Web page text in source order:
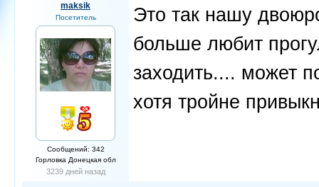
maksik
Посетитель
Сообщений: 342
Горловка Донецкая обл
3239 дней назад
Это так нашу
больше любит
заходить.... может
хотя тройне